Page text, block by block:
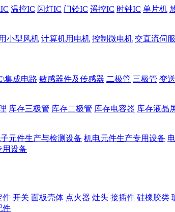
温控IC 闪灯IC 门铃IC 遥控IC 时钟IC 单片机
小型风机 计算机用电机 控制微电机 交直流伺
集成电路 敏感器件及传感器 二极管 三极管 变
库存三极管 库存二极管 库存电容器 库存液晶
元件生产与检测设备 机电元件生产专用设备
用设备
件 开关 面板壳体 点火器 灶头 接插件 硅橡胶类
件